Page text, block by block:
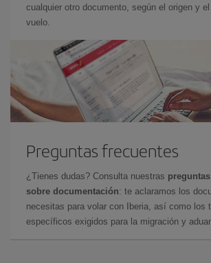
cualquier otro documento, según el origen y
vuelo.
Preguntas frecuentes
¿Tienes dudas? Consulta nuestras
sobre documentación: te aclaramos los
necesitas para volar con Iberia, así como los
específicos exigidos para la migración y